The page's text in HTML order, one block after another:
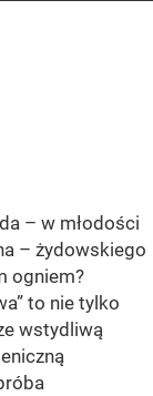
– w młodości
– żydowskiego
ogniem?
to nie tylko
wstydliwą